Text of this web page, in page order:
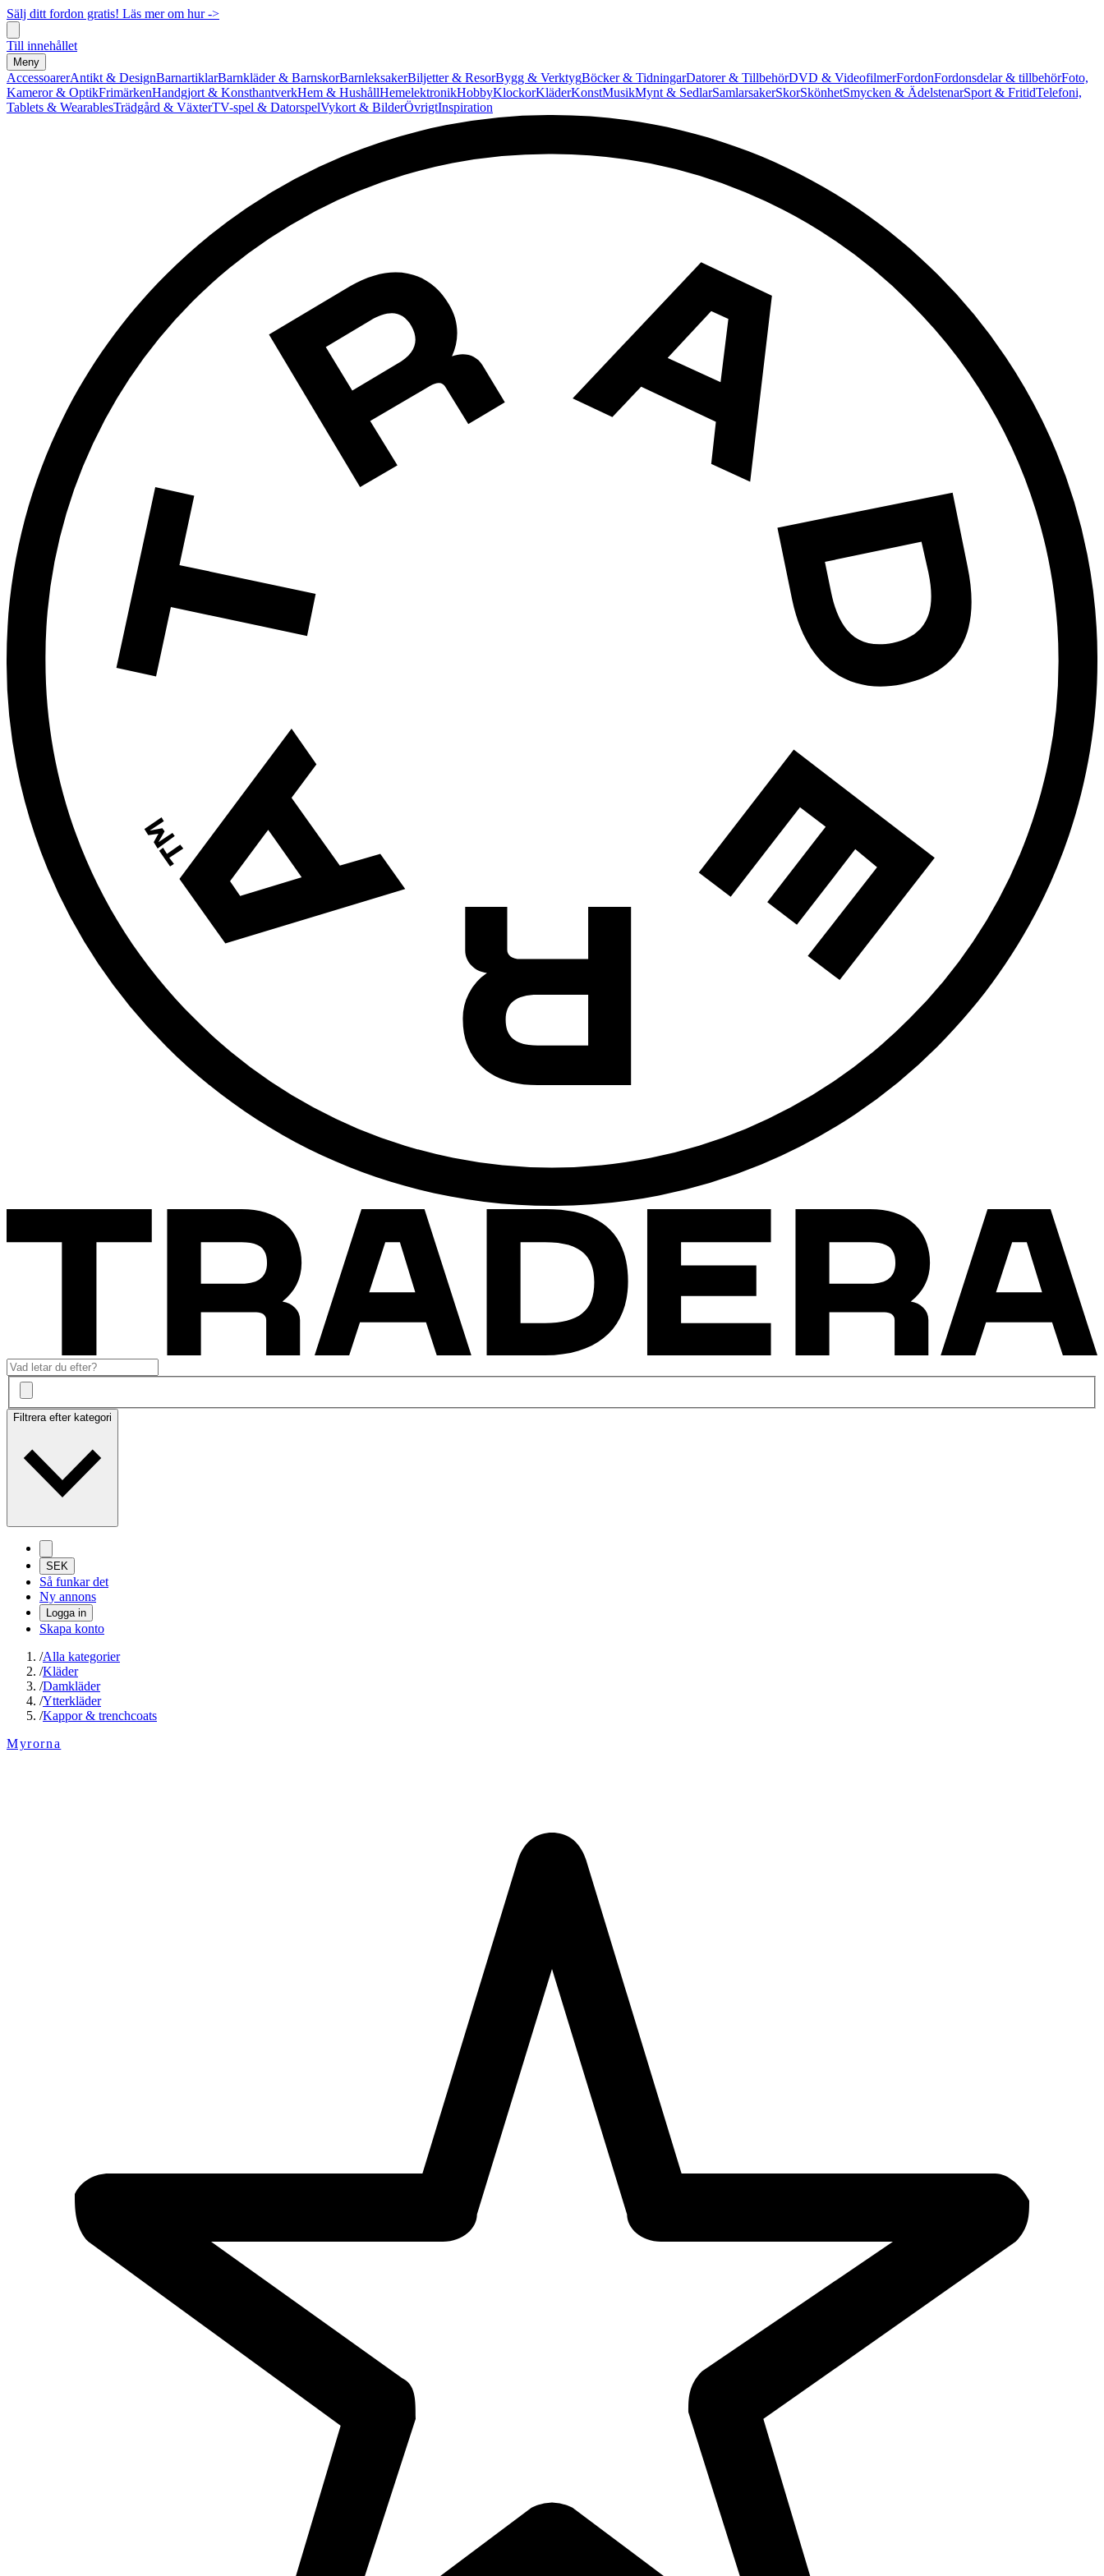
Sälj ditt fordon gratis! Läs mer om hur ->
Till innehållet
Meny
AccessoarerAntikt & DesignBarnartiklarBarnkläder & BarnskorBarnleksakerBiljetter & ResorBygg & VerktygBöcker & TidningarDatorer & TillbehörDVD & VideofilmerFordonFordonsdelar & tillbehörFoto,
Kameror & OptikFrimärkenHandgjort & KonsthantverkHem & HushållHemelektronikHobbyKlockorKläderKonstMusikMynt & SedlarSamlarsakerSkorSkönhetSmycken & ÄdelstenarSport & FritidTelefoni,
Tablets & WearablesTrädgård & VäxterTV-spel & DatorspelVykort & BilderÖvrigtInspiration
Filtrera efter kategori
SEK
Så funkar det
Ny annons
Logga in
Skapa konto
/Alla kategorier
/Kläder
/Damkläder
/Ytterkläder
/Kappor & trenchcoats
Myrorna